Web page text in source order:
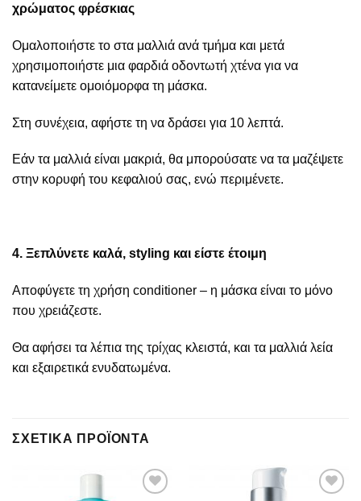
χρώματος φρέσκιας
Ομαλοποιήστε το στα μαλλιά ανά τμήμα και μετά
χρησιμοποιήστε μια φαρδιά οδοντωτή χτένα για να
κατανείμετε ομοιόμορφα τη μάσκα.
Στη συνέχεια, αφήστε τη να δράσει για 10 λεπτά.
Εάν τα μαλλιά είναι μακριά, θα μπορούσατε να τα μαζέψετε
στην κορυφή του κεφαλιού σας, ενώ περιμένετε.
4. Ξεπλύνετε καλά, styling και είστε έτοιμη
Αποφύγετε τη χρήση conditioner – η μάσκα είναι το μόνο
που χρειάζεστε.
Θα αφήσει τα λέπια της τρίχας κλειστά, και τα μαλλιά λεία
και εξαιρετικά ενυδατωμένα.
ΣΧΕΤΙΚΆ ΠΡΟΪΌΝΤΑ